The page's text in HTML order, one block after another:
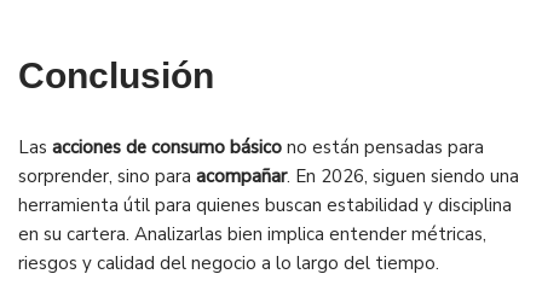
Conclusión
Las acciones de consumo básico no están pensadas para
sorprender, sino para acompañar. En 2026, siguen siendo una
herramienta útil para quienes buscan estabilidad y disciplina
en su cartera. Analizarlas bien implica entender métricas,
riesgos y calidad del negocio a lo largo del tiempo.